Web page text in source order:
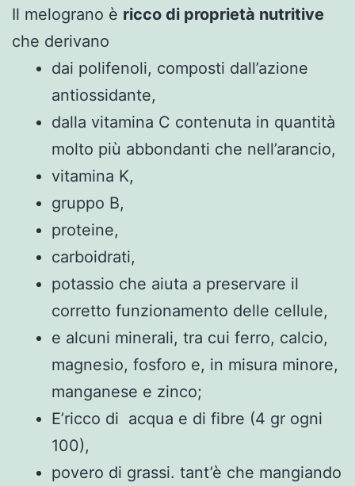
Il melograno è ricco di proprietà nutritive
che derivano
dai polifenoli, composti dall’azione
antiossidante,
dalla vitamina C contenuta in quantità
molto più abbondanti che nell’arancio,
vitamina K,
gruppo B,
proteine,
carboidrati,
potassio che aiuta a preservare il
corretto funzionamento delle cellule,
e alcuni minerali, tra cui ferro, calcio,
magnesio, fosforo e, in misura minore,
manganese e zinco;
E’ricco di acqua e di fibre (4 gr ogni
100),
povero di grassi. tant’è che mangiando